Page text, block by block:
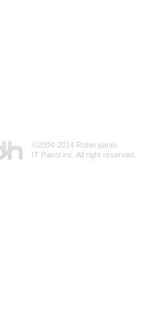
©2004-2014 Robin panel
IT Patrol inc. All right reserved.